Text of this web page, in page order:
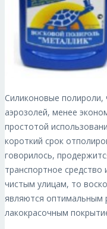
Силиконовые
аэрозолей, менее
простотой
короткий срок
говорилось,
транспортное средство
чистым улицам, то
являются оптимальным
лакокрасочным